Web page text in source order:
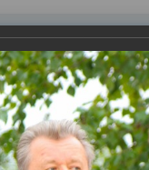
Торговая